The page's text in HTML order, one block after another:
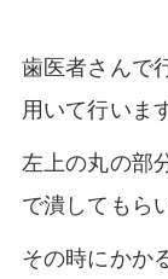
歯医者さんで
用いて行いま
左上の丸の部
で潰してもら
その時にかか